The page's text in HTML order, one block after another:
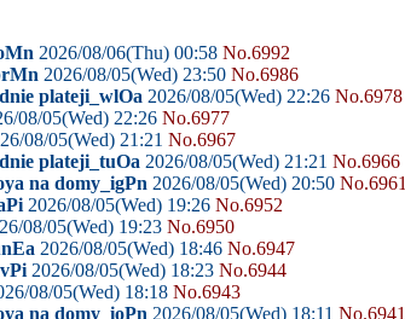
2026/08/06(Thu) 00:58 No.6992
2026/08/05(Wed) 23:50 No.6986
plateji_wlOa 2026/08/05(Wed) 22:26 No.6978
08/05(Wed) 22:26 No.6977
08/05(Wed) 21:21 No.6967
plateji_tuOa 2026/08/05(Wed) 21:21 No.6966
na domy_igPn 2026/08/05(Wed) 20:50 No.6961
2026/08/05(Wed) 19:26 No.6952
08/05(Wed) 19:23 No.6950
2026/08/05(Wed) 18:46 No.6947
2026/08/05(Wed) 18:23 No.6944
08/05(Wed) 18:18 No.6943
na domy_ioPn 2026/08/05(Wed) 18:11 No.6941